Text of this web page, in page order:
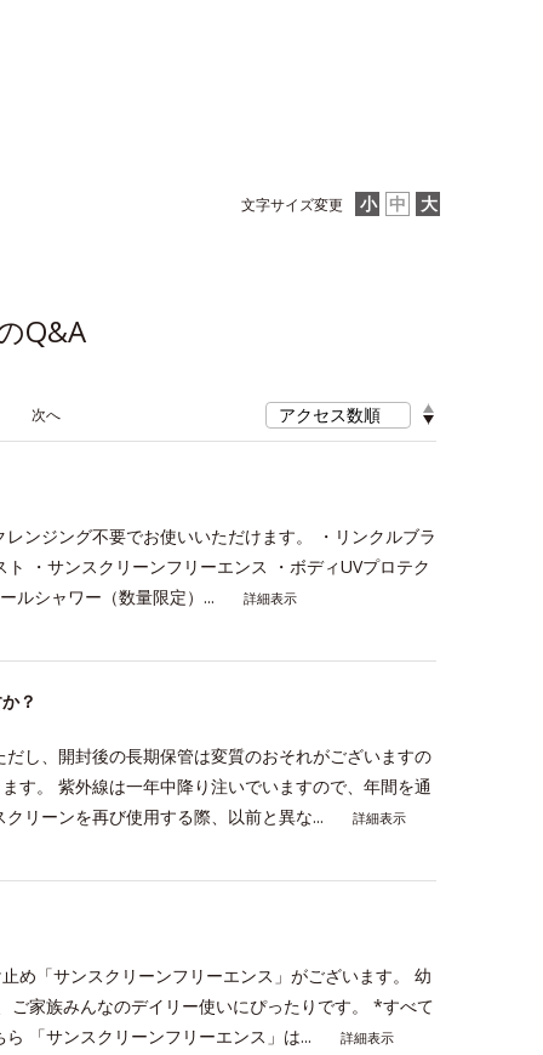
文字サイズ変更
Q&A
ンジング不要でお使いいただけます。 ・リンクルブラ
・サンスクリーンフリーエンス ・ボディUVプロテク
ルシャワー（数量限定）...
詳細表示
？
し、開封後の長期保管は変質のおそれがございますの
す。 紫外線は一年中降り注いでいますので、年間を通
リーンを再び使用する際、以前と異な...
詳細表示
め「サンスクリーンフリーエンス」がございます。 幼
家族みんなのデイリー使いにぴったりです。 *すべて
「サンスクリーンフリーエンス」は...
詳細表示